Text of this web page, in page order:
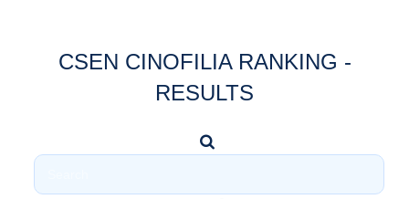
CSEN CINOFILIA RANKING -
RESULTS